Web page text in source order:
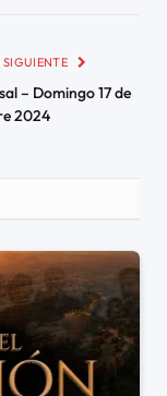
– Domingo 17 de
2024